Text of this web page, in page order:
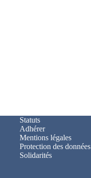
Statuts
Adhérer
Mentions légales
Protection des données
Solidarités